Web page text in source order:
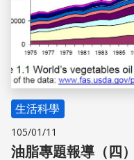
生活科學
105/01/11
油脂專題報導（四